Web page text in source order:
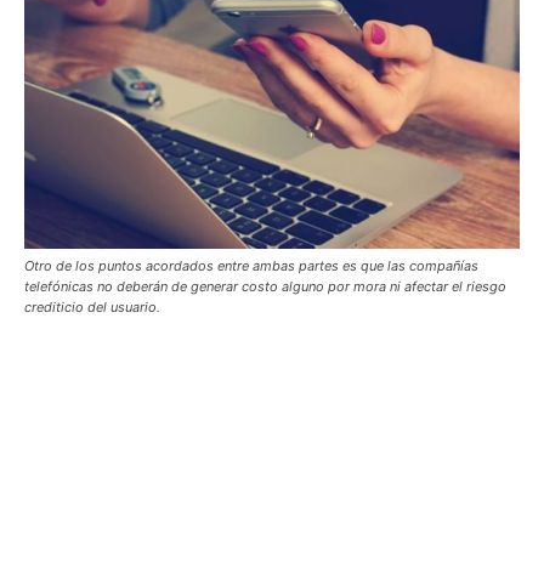
Otro de los puntos acordados entre ambas partes es que las compañías
telefónicas no deberán de generar costo alguno por mora ni afectar el riesgo
crediticio del usuario.